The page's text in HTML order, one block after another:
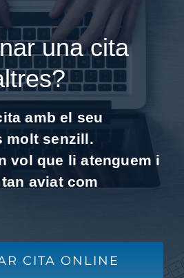
una cita
amb el seu
molt senzill.
vol que li atenguem i
aviat com
CITA ONLINE